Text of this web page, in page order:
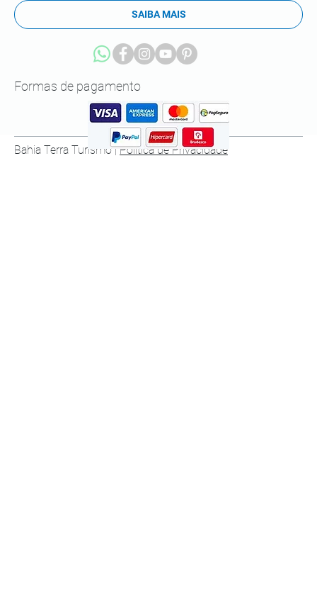
Bahia Terra Turismo |Política de Privacidade
Formas de pagamento
SAIBA MAIS